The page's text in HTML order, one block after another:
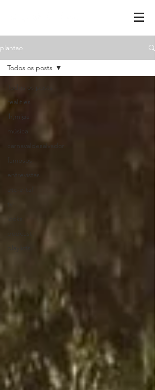
plantao
Todos os posts
realities
ih,miga
música
carnavaldesalvador
famosos
entrevistas
etc-e-tal
podcast
Todos os posts